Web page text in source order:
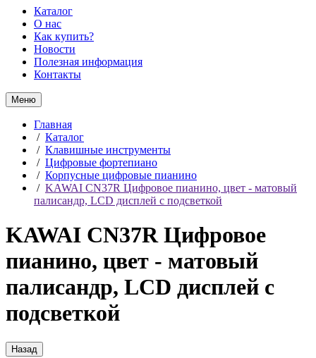
Каталог
О нас
Как купить?
Новости
Полезная информация
Контакты
Меню
Главная
/ Каталог
/ Клавишные инструменты
/ Цифровые фортепиано
/ Корпусные цифровые пианино
/ KAWAI CN37R Цифровое пианино, цвет - матовый
палисандр, LCD дисплей с подсветкой
KAWAI CN37R Цифровое
пианино, цвет - матовый
палисандр, LCD дисплей с
подсветкой
Назад